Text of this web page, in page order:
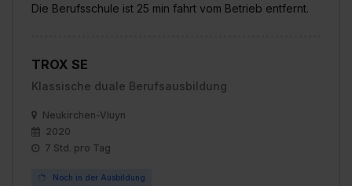
Die Berufsschule ist 25 min fahrt vom Betrieb entfernt.
TROX SE
Klassische duale Berufsausbildung
Neukirchen-Vluyn
2020
7 Std. pro Tag
Noch in der Ausbildung